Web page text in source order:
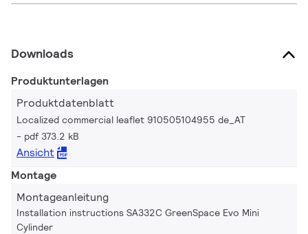
Downloads
Produktunterlagen
Produktdatenblatt
Localized commercial leaflet 910505104955 de_AT
pdf 373.2 kB
Ansicht
Montage
Montageanleitung
Installation instructions SA332C GreenSpace Evo Mini
Cylinder